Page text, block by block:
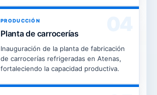
PRODUCCIÓN
Planta de carrocerías
Inauguración de la planta de fabricación
de carrocerías refrigeradas en Atenas,
fortaleciendo la capacidad productiva.